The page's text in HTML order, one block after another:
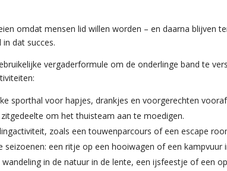
omdat mensen lid willen worden – en daarna blijven
dat succes.
vergaderformule om de onderlinge band te
sporthal voor hapjes, drankjes en voorgerechten
om het thuisteam aan te moedigen.
zoals een touwenparcours of een escape
seizoenen: een ritje op een hooiwagen of een
in de natuur in de lente, een ijsfeestje of een